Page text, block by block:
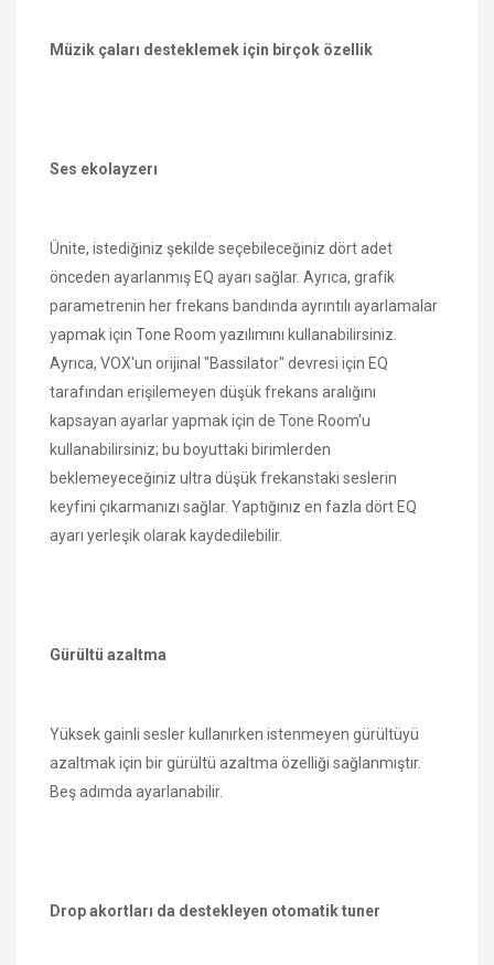
Müzik çaları desteklemek için birçok özellik
Ses ekolayzerı
Ünite, istediğiniz şekilde seçebileceğiniz dört adet
önceden ayarlanmış EQ ayarı sağlar. Ayrıca, grafik
parametrenin her frekans bandında ayrıntılı ayarlamalar
yapmak için Tone Room yazılımını kullanabilirsiniz.
Ayrıca, VOX'un orijinal "Bassilator" devresi için EQ
tarafından erişilemeyen düşük frekans aralığını
kapsayan ayarlar yapmak için de Tone Room'u
kullanabilirsiniz; bu boyuttaki birimlerden
beklemeyeceğiniz ultra düşük frekanstaki seslerin
keyfini çıkarmanızı sağlar. Yaptığınız en fazla dört EQ
ayarı yerleşik olarak kaydedilebilir.
Gürültü azaltma
Yüksek gainli sesler kullanırken istenmeyen gürültüyü
azaltmak için bir gürültü azaltma özelliği sağlanmıştır.
Beş adımda ayarlanabilir.
Drop akortları da destekleyen otomatik tuner